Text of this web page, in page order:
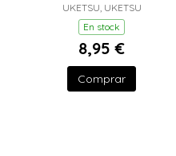
VERANO)
UKETSU, UKETSU
En stock
8,95 €
Comprar